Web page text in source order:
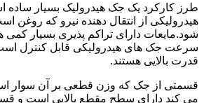
طرز کارکرد یک جک هیدرولیک بسیار
هیدرولیکی از انتقال دهنده نیرو که روغن
شود.مایعات دارای تراکم پذیری بسیار کمی
سرعت جک های هیدرولیکی قابل کنترل
قدرت بالایی هستند.
قسمتی از جک که وزن قطعی بر آن سوار
می کند دارای سطح مقطع بالایی است و